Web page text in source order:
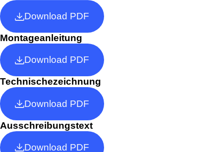
Download PDF
Montageanleitung
Download PDF
Technischezeichnung
Download PDF
Ausschreibungstext
Download PDF